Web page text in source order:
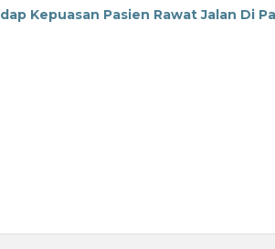
Kepuasan Pasien Rawat Jalan Di